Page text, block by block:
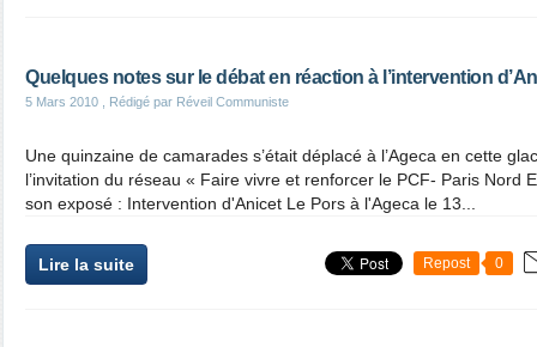
Quelques notes sur le débat en réaction à l’intervention
5 Mars 2010 , Rédigé par Réveil Communiste
Une quinzaine de camarades s’était déplacé à l’Ageca en cette
l’invitation du réseau « Faire vivre et renforcer le PCF- Paris Nord
son exposé : Intervention d'Anicet Le Pors à l'Ageca le 13...
Lire la suite Repost 0